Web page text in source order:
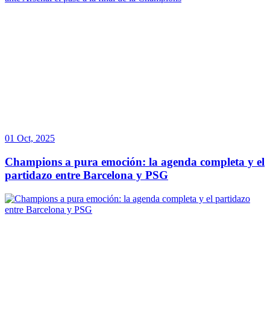
01 Oct, 2025
Champions a pura emoción: la agenda completa y el
partidazo entre Barcelona y PSG